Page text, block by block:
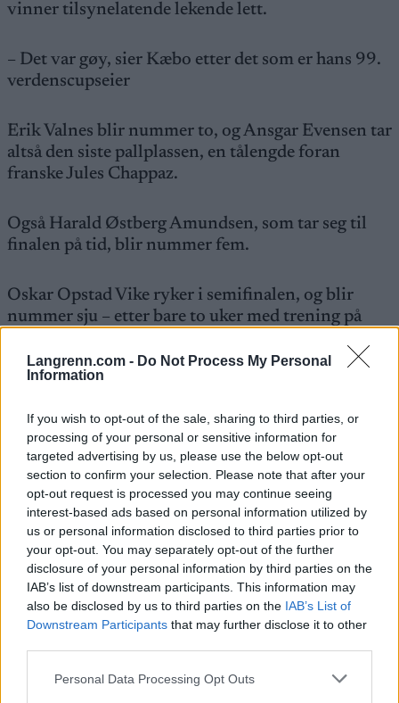
Langrenn.com - Do Not Process My Personal
Information
If you wish to opt-out of the sale, sharing to third parties, or
processing of your personal or sensitive information for
targeted advertising by us, please use the below opt-out
section to confirm your selection. Please note that after your
opt-out request is processed you may continue seeing
interest-based ads based on personal information utilized by
us or personal information disclosed to third parties prior to
your opt-out. You may separately opt-out of the further
disclosure of your personal information by third parties on the
IAB’s list of downstream participants. This information may
also be disclosed by us to third parties on the IAB’s List of
Downstream Participants that may further disclose it to other
Please note that this website/app uses one or more Google
Personal Data Processing Opt Outs
vinner tilsynelatende lekende lett.
– Det var gøy, sier Kæbo etter det som er hans 99.
verdenscupseier
Erik Valnes blir nummer to, og Ansgar Evensen tar
altså den siste pallplassen, en tålengde foran
franske Jules Chappaz.
Også Harald Østberg Amundsen, som tar seg til
finalen på tid, blir nummer fem.
Oskar Opstad Vike ryker i semifinalen, og blir
nummer sju – etter bare to uker med trening på
etter exiten.
Verdenscup Ruka 2025 resultater
Sprint finale, menn
1. Johannes Høsflot Klæbo, Norge, 2:30.03
2. Erik Valnes, Norge, +1.21
3. Ansgar Evensen, Norge, +2.28
4. Jules Chappaz, Frankrike, +2.30
5. Harald Østberg Amundsen, Norge, +2.93